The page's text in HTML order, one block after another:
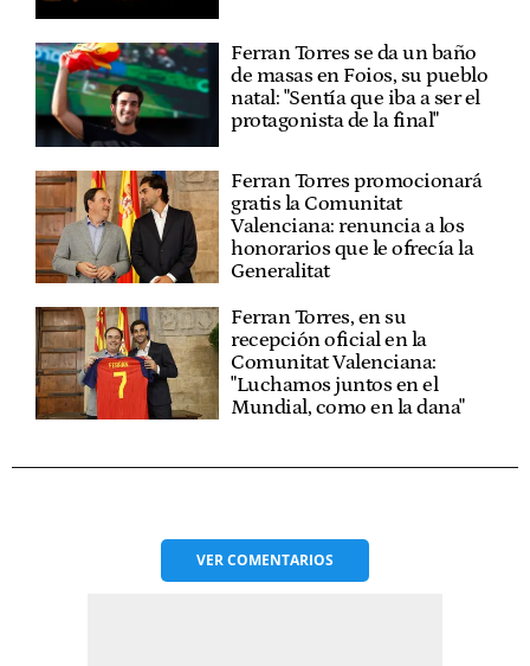
Ferran Torres se da un baño
de masas en Foios, su pueblo
natal: "Sentía que iba a ser el
protagonista de la final"
Ferran Torres promocionará
gratis la Comunitat
Valenciana: renuncia a los
honorarios que le ofrecía la
Generalitat
Ferran Torres, en su
recepción oficial en la
Comunitat Valenciana:
"Luchamos juntos en el
Mundial, como en la dana"
VERCOMENTARIOS